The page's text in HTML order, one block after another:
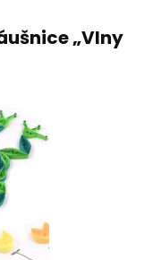
„Vlny